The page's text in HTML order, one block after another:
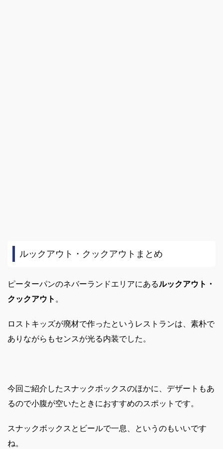
ルックアウト・クックアウトまとめ
ピーターパンのネバーランドエリアにあるルックアウト・
クックアウト 。
ロストキッズが廃材で作ったというレストランは、素朴で
ありながらもセンスが光る内装でした。
今回ご紹介したスナックボックスのほかに、デザートもあ
るので小腹が空いたときにおすすめのスポットです。
スナックボックスとビールで一息、というのもいいです
ね。